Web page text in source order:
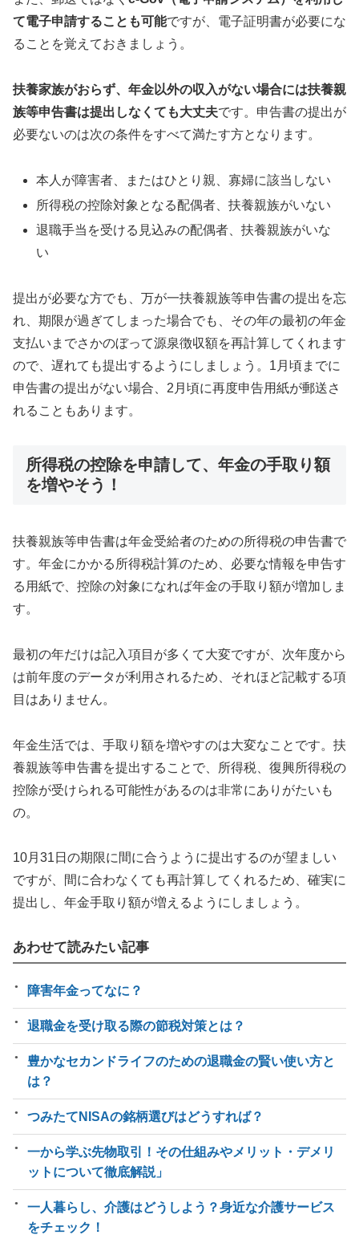
て電子申請することも可能ですが、電子証明書が必要にな
ることを覚えておきましょう。
扶養家族がおらず、年金以外の収入がない場合には扶養親
族等申告書は提出しなくても大丈夫です。申告書の提出が
必要ないのは次の条件をすべて満たす方となります。
本人が障害者、またはひとり親、寡婦に該当しない
所得税の控除対象となる配偶者、扶養親族がいない
退職手当を受ける見込みの配偶者、扶養親族がいな
い
提出が必要な方でも、万が一扶養親族等申告書の提出を忘
れ、期限が過ぎてしまった場合でも、その年の最初の年金
支払いまでさかのぼって源泉徴収額を再計算してくれます
ので、遅れても提出するようにしましょう。1月頃までに
申告書の提出がない場合、2月頃に再度申告用紙が郵送さ
れることもあります。
所得税の控除を申請して、年金の手取り額
を増やそう！
扶養親族等申告書は年金受給者のための所得税の申告書で
す。年金にかかる所得税計算のため、必要な情報を申告す
る用紙で、控除の対象になれば年金の手取り額が増加しま
す。
最初の年だけは記入項目が多くて大変ですが、次年度から
は前年度のデータが利用されるため、それほど記載する項
目はありません。
年金生活では、手取り額を増やすのは大変なことです。扶
養親族等申告書を提出することで、所得税、復興所得税の
控除が受けられる可能性があるのは非常にありがたいも
の。
10月31日の期限に間に合うように提出するのが望ましい
ですが、間に合わなくても再計算してくれるため、確実に
提出し、年金手取り額が増えるようにしましょう。
あわせて読みたい記事
障害年金ってなに？
退職金を受け取る際の節税対策とは？
豊かなセカンドライフのための退職金の賢い使い方と
は？
つみたてNISAの銘柄選びはどうすれば？
一から学ぶ先物取引！その仕組みやメリット・デメリ
ットについて徹底解説」
一人暮らし、介護はどうしよう？身近な介護サービス
をチェック！